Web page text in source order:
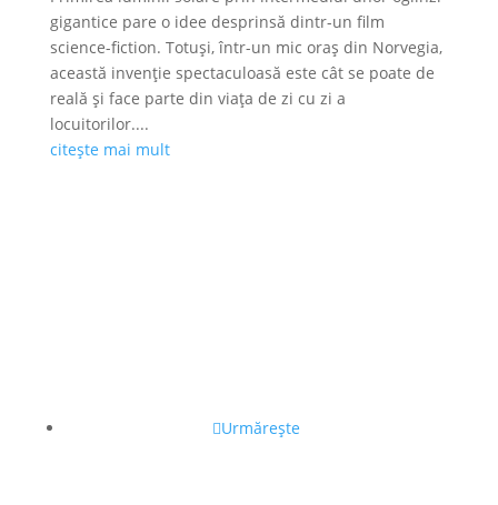
gigantice pare o idee desprinsă dintr-un film
science-fiction. Totuși, într-un mic oraș din Norvegia,
această invenție spectaculoasă este cât se poate de
reală și face parte din viața de zi cu zi a
locuitorilor....
citește mai mult
Urmărește